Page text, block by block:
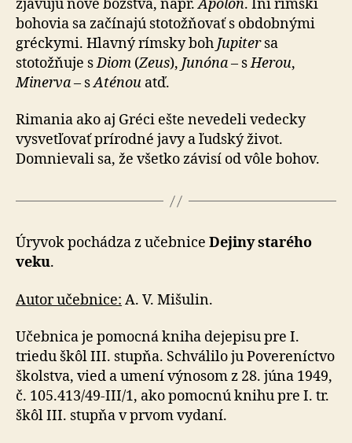
zjavujú nové božstvá, napr.Apolón. Iní rímski
bohovia sa začínajú stotožňovať s obdobnými
gréckymi. Hlavný rímsky boh Jupitersa
stotožňuje sDiom (Zeus), Junóna– sHerou,
Minerva– sAténou atď.
Rimania ako aj Gréci ešte nevedeli vedecky
vysvetľovať prírodné javy a ľudský život.
Domnievali sa, že všetko závisí od vôle bohov.
Úryvok pochádza z učebnice Dejiny starého
veku.
Autor učebnice: A. V. Mišulin.
Učebnica je pomocná kniha dejepisu pre I.
triedu škôl III. stupňa. Schválilo ju Povereníctvo
školstva, vied a umení výnosom z 28. júna 1949,
č. 105.413/49-III/1, ako pomocnú knihu pre I. tr.
škôl III. stupňa v prvom vydaní.